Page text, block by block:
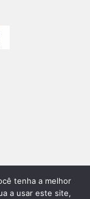
tenha a melhor
a usar este site,